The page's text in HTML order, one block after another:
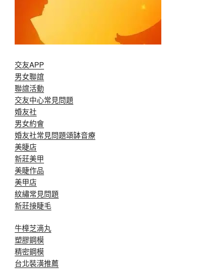
交友APP
男女聯誼
聯誼活動
交友中心常見問題
婚友社
男女約會
婚友社常見問題頌缽音療
美睫店
新莊美甲
美睫作品
美甲店
紋繡常見問題
新莊接睫毛
牛樟芝滴丸
塑膠鋼模
精密鋼模
台北裝潢推薦